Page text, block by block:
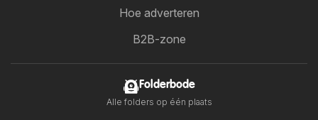
Hoe adverteren
B2B-zone
Folderbode
Alle folders op één plaats